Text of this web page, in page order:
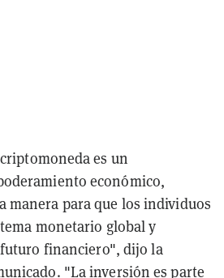
es un
económico,
manera para que los individuos
monetario global y
financiero", dijo la
"La inversión es parte